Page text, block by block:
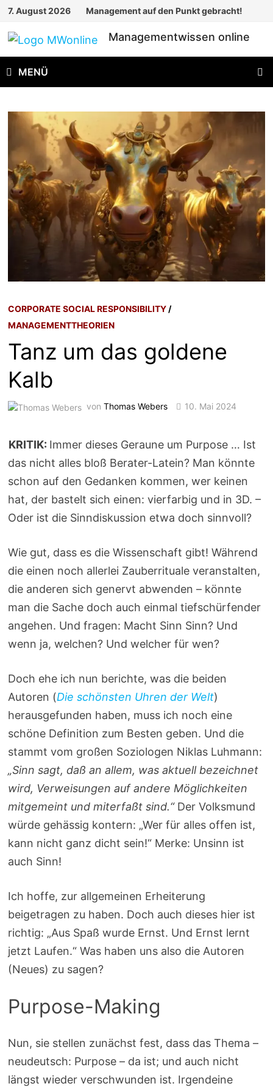
Zum
springen
7. August 2026 Management auf den Punkt gebracht!
Managementwissen online
MENÜ
CORPORATE SOCIAL RESPONSIBILITY /
MANAGEMENTTHEORIEN
Tanz um das goldene
Kalb
vonThomas Webers 10. Mai 2024
KRITIK: Immer dieses Geraune um Purpose … Ist
das nicht alles bloß Berater-Latein? Man könnte
schon auf den Gedanken kommen, wer keinen
hat, der bastelt sich einen: vierfarbig und in 3D. –
Oder ist die Sinndiskussion etwa doch sinnvoll?
Wie gut, dass es die Wissenschaft gibt! Während
die einen noch allerlei Zauberrituale veranstalten,
die anderen sich genervt abwenden – könnte
man die Sache doch auch einmal tiefschürfender
angehen. Und fragen: Macht Sinn Sinn? Und
wenn ja, welchen? Und welcher für wen?
Doch ehe ich nun berichte, was die beiden
Autoren (Die schönsten Uhren der Welt)
herausgefunden haben, muss ich noch eine
schöne Definition zum Besten geben. Und die
stammt vom großen Soziologen Niklas Luhmann:
„Sinn sagt, daß an allem, was aktuell bezeichnet
wird, Verweisungen auf andere Möglichkeiten
mitgemeint und miterfaßt sind.“Der Volksmund
würde gehässig kontern: „Wer für alles offen ist,
kann nicht ganz dicht sein!“ Merke: Unsinn ist
auch Sinn!
Ich hoffe, zur allgemeinen Erheiterung
beigetragen zu haben. Doch auch dieses hier ist
richtig: „Aus Spaß wurde Ernst. Und Ernst lernt
jetzt Laufen.“ Was haben uns also die Autoren
(Neues) zu sagen?
Purpose-Making
Nun, sie stellen zunächst fest, dass das Thema –
neudeutsch: Purpose – da ist; und auch nicht
längst wieder verschwunden ist. Irgendeine